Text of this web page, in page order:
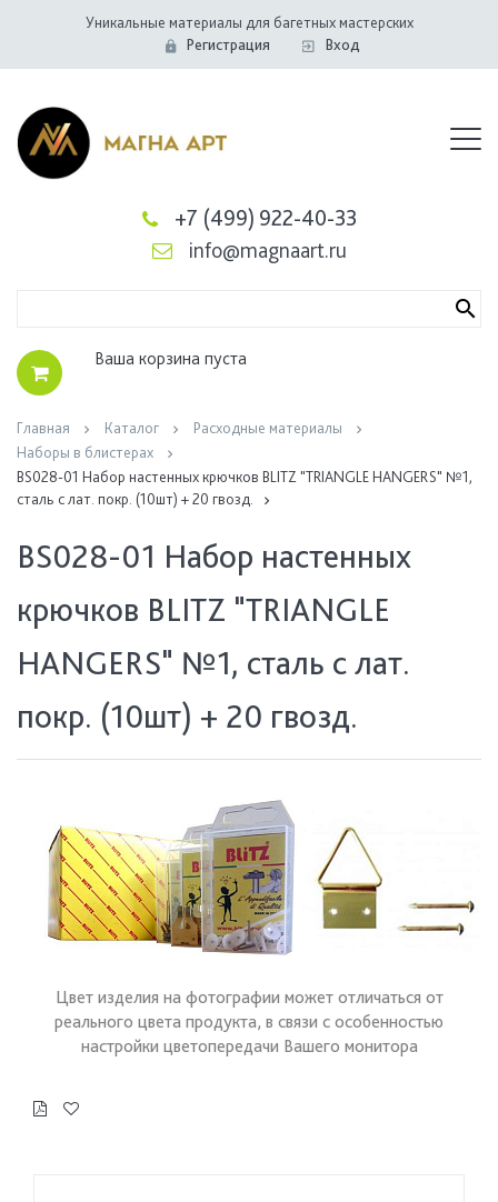
Уникальные материалы для багетных мастерских
Регистрация
Вход
+7 (499) 922-40-33
info@magnaart.ru
Ваша корзина пуста
Главная Каталог
Расходные материалы
Наборы в блистерах
BS028-01 Набор настенных крючков BLITZ "TRIANGLE HANGERS" №1,
сталь с лат. покр. (10шт) + 20 гвозд.
BS028-01 Набор настенных
крючков BLITZ "TRIANGLE
HANGERS" №1, сталь с лат.
покр. (10шт) + 20 гвозд.
Цвет изделия на фотографии может отличаться от
реального цвета продукта, в связи с особенностью
настройки цветопередачи Вашего монитора